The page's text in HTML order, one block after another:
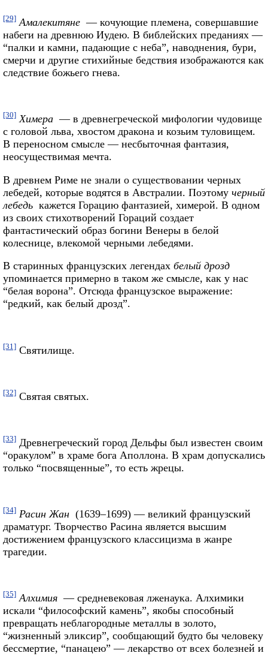
[29] Амалекитяне — кочующие племена, совершавшие
набеги на древнюю Иудею. В библейских преданиях —
“палки и камни, падающие с неба”, наводнения, бури,
смерчи и другие стихийные бедствия изображаются как
следствие божьего гнева.
[30] Химера — в древнегреческой мифологии чудовище
с головой льва, хвостом дракона и козьим туловищем.
В переносном смысле — несбыточная фантазия,
неосуществимая мечта.
В древнем Риме не знали о существовании черных
лебедей, которые водятся в Австралии. Поэтому черный
лебедь кажется Горацию фантазией, химерой. В одном
из своих стихотворений Гораций создает
фантастический образ богини Венеры в белой
колеснице, влекомой черными лебедями.
В старинных французских легендах белый дрозд
упоминается примерно в таком же смысле, как у нас
“белая ворона”. Отсюда французское выражение:
“редкий, как белый дрозд”.
[31] Святилище.
[32] Святая святых.
[33] Древнегреческий город Дельфы был известен своим
“оракулом” в храме бога Аполлона. В храм допускались
только “посвященные”, то есть жрецы.
[34] Расин Жан (1639–1699) — великий французский
драматург. Творчество Расина является высшим
достижением французского классицизма в жанре
трагедии.
[35] Алхимия — средневековая лженаука. Алхимики
искали “философский камень”, якобы способный
превращать неблагородные металлы в золото,
“жизненный эликсир”, сообщающий будто бы человеку
бессмертие, “панацею” — лекарство от всех болезней и